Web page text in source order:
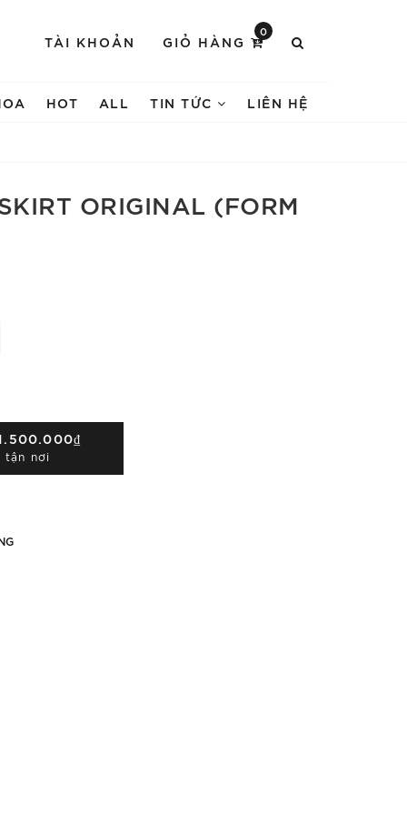
TÀI KHOẢN GIỎ HÀNG
0
HOT ALL TIN TỨC LIÊN HỆ
ORIGINAL (FORM
tận nơi